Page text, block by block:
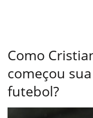
Como
começou
futebol?